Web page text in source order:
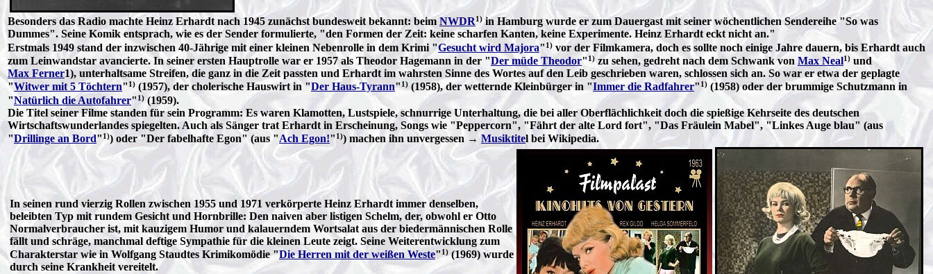
Besonders das Radio machte Heinz Erhardt nach 1945 zunächst bundesweit bekannt: beim NWDR1)in Hamburg wurde er zum Dauergast mit seiner wöchentlichen Sendereihe "So was
Dummes". Seine Komik entsprach, wie es der Sender formulierte, "den Formen der Zeit: keine scharfen Kanten, keine Experimente. Heinz Erhardt eckt nicht an."
Erstmals 1949 stand der inzwischen 40-Jährige mit einer kleinen Nebenrolle in dem Krimi "Gesucht wird Majora" 1) vor der Filmkamera, doch es sollte noch einige Jahre dauern, bis Erhardt auch
zum Leinwandstar avancierte. In seiner ersten Hauptrolle war er 1957 als Theodor Hagemann in der "Der müde Theodor"1)zu sehen, gedreht nach dem Schwank von Max Neal1) und
Max Ferner1), unterhaltsame Streifen, die ganz in die Zeit passten und Erhardt im wahrsten Sinne des Wortes auf den Leib geschrieben waren, schlossen sich an. So war er etwa der geplagte
"Witwer mit 5 Töchtern"1) (1957), der cholerische Hauswirt in "Der Haus-Tyrann"1) (1958), der wetternde Kleinbürger in "Immer die Radfahrer" 1) (1958) oder der brummige Schutzmann in
"Natürlich die Autofahrer" 1)(1959).
Die Titel seiner Filme standen für sein Programm: Es waren Klamotten, Lustspiele, schnurrige Unterhaltung, die bei aller Oberflächlichkeit doch die spießige Kehrseite des deutschen
Wirtschaftswunderlandes spiegelten. Auch als Sänger trat Erhardt in Erscheinung, Songs wie "Peppercorn", "Fährt der alte Lord fort", "Das Fräulein Mabel", "Linkes Auge blau" (aus
"Drillinge an Bord" 1)) oder "Der fabelhafte Egon" (aus "Ach Egon!"1)) machen ihn unvergessen → Musiktitel bei Wikipedia.
In seinen rund vierzig Rollen zwischen 1955 und 1971 verkörperte Heinz Erhardt immer denselben,
beleibten Typ mit rundem Gesicht und Hornbrille: Den naiven aber listigen Schelm, der, obwohl er Otto
Normalverbraucher ist, mit kauzigem Humor und kalauerndem Wortsalat aus der biedermännischen Rolle
fällt und schräge, manchmal deftige Sympathie für die kleinen Leute zeigt. Seine Weiterentwicklung zum
Charakterstar wie in Wolfgang Staudtes Krimikomödie "Die Herren mit der weißen Weste" 1)(1969) wurde
durch seine Krankheit vereitelt.